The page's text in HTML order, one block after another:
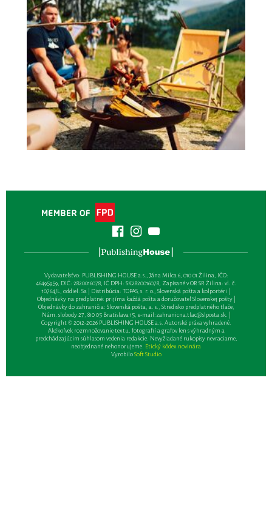
Vydavateľsťvo: PUBLISHING HOUSE a.s., Jána Milca 6, 010 01 Žilina, IČO:
46495959, DIČ: 2820016078, IČ DPH: SK2820016078, Zapísané v OR SR Žilina: vl. č.
10764/L, oddiel: Sa | Distribúcia: TOPAS, s. r. o., Slovenská pošta a kolportéri |
Objednávky na predplatné: prijíma každá pošta a doručovateľ Slovenskej pošty |
Objednávky do zahraničia: Slovenská pošta, a. s., Stredisko predplatného tlače,
Nám. slobody 27, 810 05 Bratislava 15, e-mail:zahranicna.tlac@slposta.sk. |
Copyright © 2012-2026 PUBLISHING HOUSE a.s. Autorské práva vyhradené.
Akékoľvek rozmnožovanie textu, fotografií a grafov len s výhradným a
predchádzajúcim súhlasom vedenia redakcie. Nevyžiadané rukopisy nevraciame,
neobjednané nehonorujeme. Etický kódex novinára
VyrobiloSoft Studio